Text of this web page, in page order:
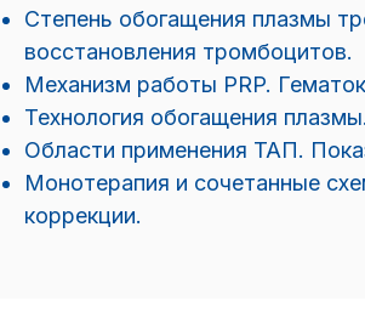
Степень обогащения плазмы
восстановления тромбоцитов.
Механизм работы PRP.
Технология обогащения плазмы.
Области применения ТАП.
Монотерапия и сочетанные
коррекции.